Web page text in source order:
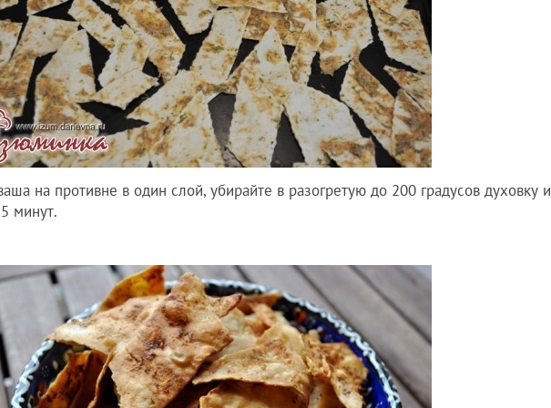
на противне в один слой, убирайте в разогретую до 200 градусов духовку и
минут.